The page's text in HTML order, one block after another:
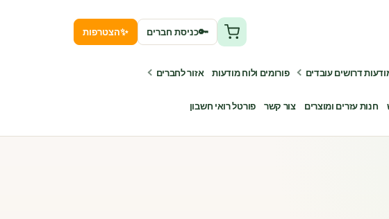
דרושים עובדים פורומים ולוח מודעות אזור לחברים
חנות עזרים ומוצרים צור קשר פורטל רואי חשבון
🔑כניסת חברים ✨הצטרפות